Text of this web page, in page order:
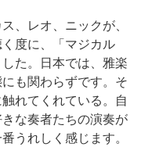
、レオ、ニックが、
度に、「マジカル
た。日本では、雅楽
も関わらずです。そ
れてくれている。自
な奏者たちの演奏が
うれしく感じます。